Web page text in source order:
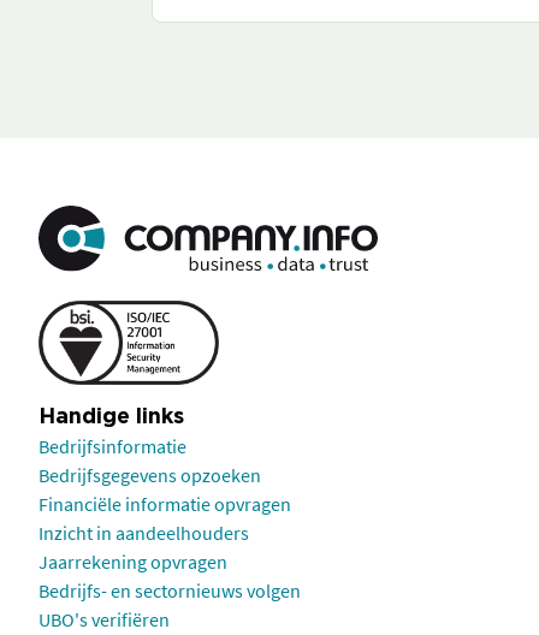
Handige links
Bedrijfsinformatie
Bedrijfsgegevens opzoeken
Financiële informatie opvragen
Inzicht in aandeelhouders
Jaarrekening opvragen
Bedrijfs- en sectornieuws volgen
UBO's verifiëren